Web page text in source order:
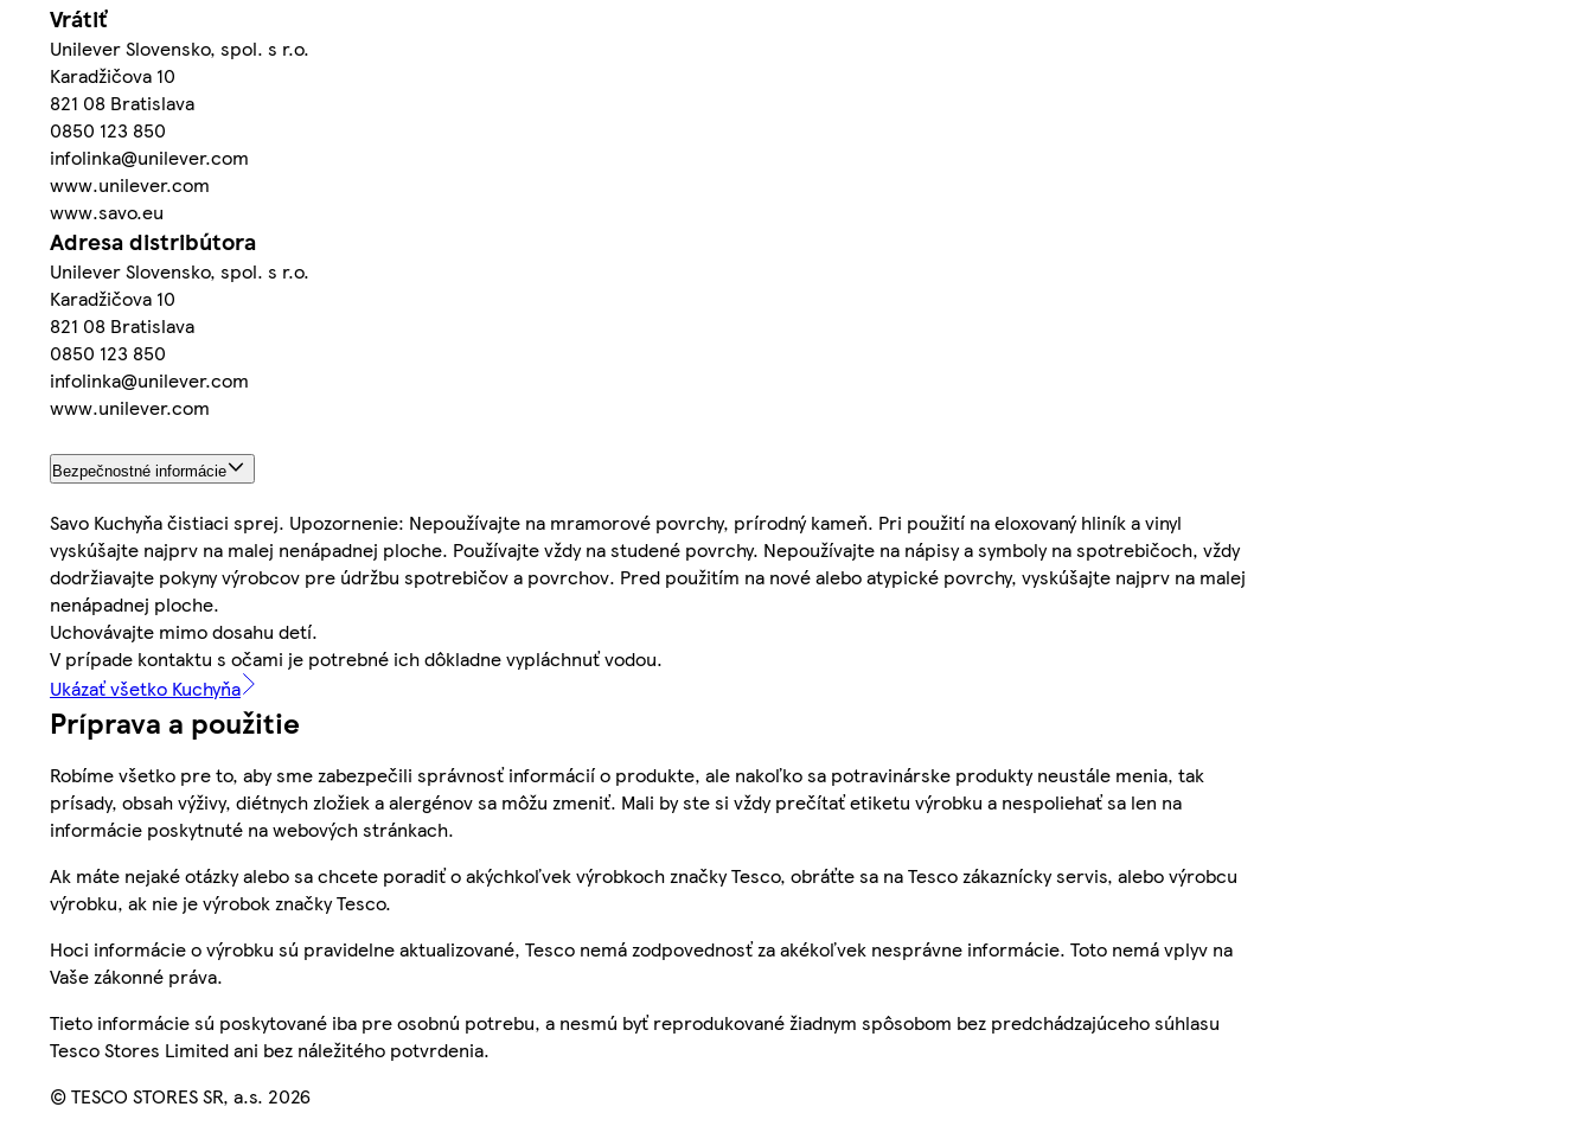
Vrátiť
Unilever Slovensko, spol. s r.o.
Karadžičova 10
821 08 Bratislava
0850 123 850
infolinka@unilever.com
www.unilever.com
www.savo.eu
Adresa distribútora
Unilever Slovensko, spol. s r.o.
Karadžičova 10
821 08 Bratislava
0850 123 850
infolinka@unilever.com
www.unilever.com
Bezpečnostné informácie
Savo Kuchyňa čistiaci sprej. Upozornenie: Nepoužívajte na mramorové povrchy, prírodný kameň. Pri použití na eloxovaný hliník a vinyl
vyskúšajte najprv na malej nenápadnej ploche. Používajte vždy na studené povrchy. Nepoužívajte na nápisy a symboly na spotrebičoch, vždy
dodržiavajte pokyny výrobcov pre údržbu spotrebičov a povrchov. Pred použitím na nové alebo atypické povrchy, vyskúšajte najprv na malej
nenápadnej ploche.
Uchovávajte mimo dosahu detí.
V prípade kontaktu s očami je potrebné ich dôkladne vypláchnuť vodou.
Ukázať všetko Kuchyňa
Príprava a použitie
Robíme všetko pre to, aby sme zabezpečili správnosť informácií o produkte, ale nakoľko sa potravinárske produkty neustále menia, tak
prísady, obsah výživy, diétnych zložiek a alergénov sa môžu zmeniť. Mali by ste si vždy prečítať etiketu výrobku a nespoliehať sa len na
informácie poskytnuté na webových stránkach.
Ak máte nejaké otázky alebo sa chcete poradiť o akýchkoľvek výrobkoch značky Tesco, obráťte sa na Tesco zákaznícky servis, alebo výrobcu
výrobku, ak nie je výrobok značky Tesco.
Hoci informácie o výrobku sú pravidelne aktualizované, Tesco nemá zodpovednosť za akékoľvek nesprávne informácie. Toto nemá vplyv na
Vaše zákonné práva.
Tieto informácie sú poskytované iba pre osobnú potrebu, a nesmú byť reprodukované žiadnym spôsobom bez predchádzajúceho súhlasu
Tesco Stores Limited ani bez náležitého potvrdenia.
© TESCO STORES SR, a.s. 2026